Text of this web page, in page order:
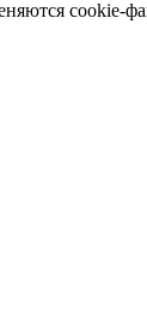
cookie-